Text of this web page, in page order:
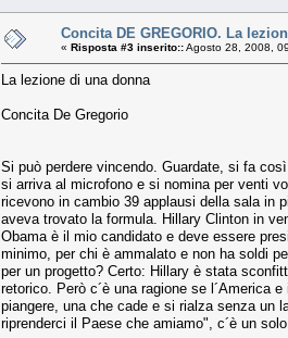
Concita DE GREGORIO. La
« Risposta #3 inserito::Agosto 28, 2008,
La lezione di una donna
Concita De Gregorio
Si può perdere vincendo. Guardate, si fa
si arriva al microfono e si nomina per venti
ricevono in cambio 39 applausi della sala in
aveva trovato la formula. Hillary Clinton in
Obama è il mio candidato e deve essere
minimo, per chi è ammalato e non ha soldi
per un progetto? Certo: Hillary è stata
retorico. Però c´è una ragione se l´America
piangere, una che cade e si rialza senza un
riprenderci il Paese che amiamo", c´è un